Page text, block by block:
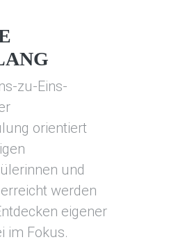
zu-Eins-
orientiert
und
werden
eigener
im Fokus.